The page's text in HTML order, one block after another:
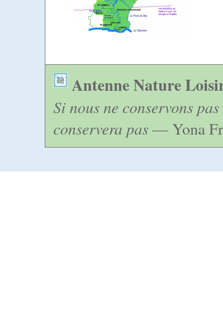
Antenne Nature
Si nous ne conservons
conservera pas— Yona